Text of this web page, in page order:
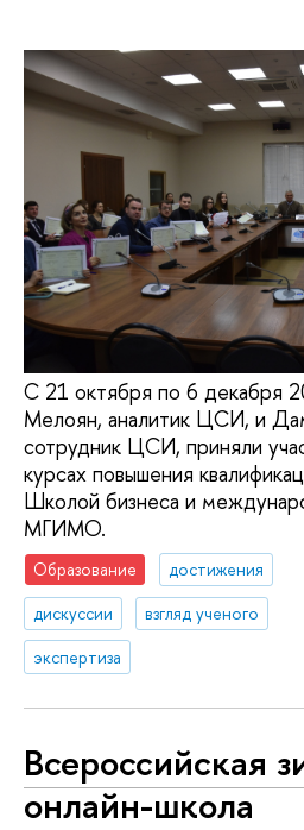
С 21 октября по 6 декабря
Мелоян, аналитик ЦСИ, и
сотрудник ЦСИ, приняли
курсах повышения
Школой бизнеса и
МГИМО.
Образование
достижения
дискуссии
взгляд ученого
экспертиза
Всероссийская
онлайн-школа